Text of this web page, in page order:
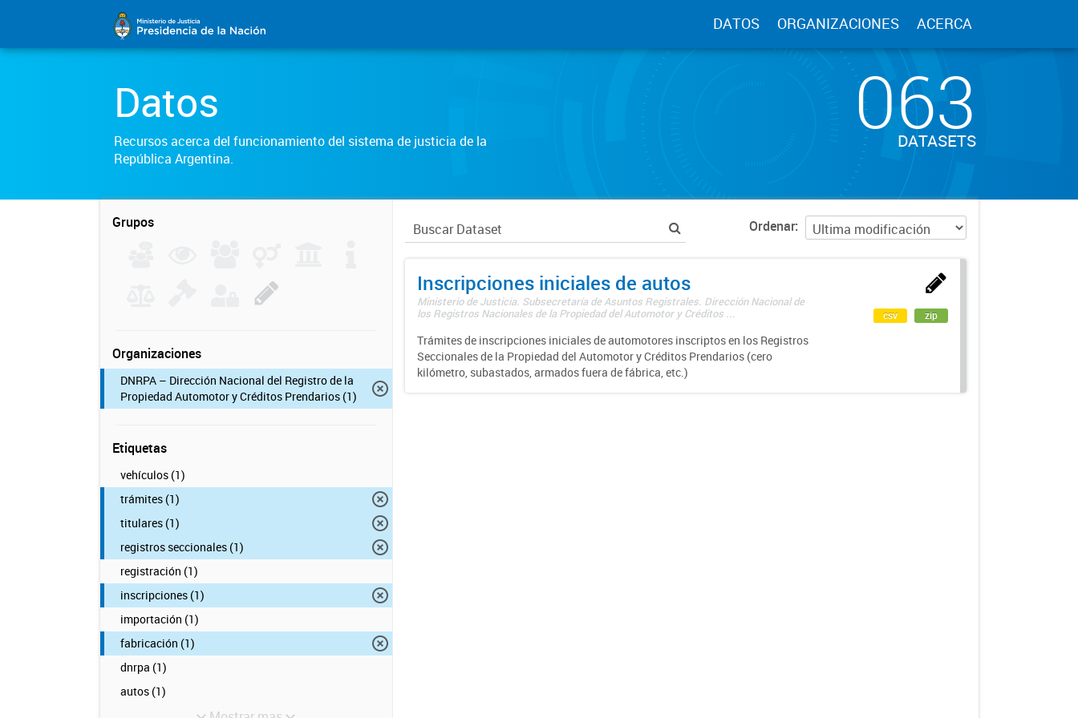
DATOS ORGANIZACIONES ACERCA
Datos
Recursos acerca del funcionamiento del sistema de justicia de la
República Argentina.
063
DATASETS
Grupos
Organizaciones
DNRPA – Dirección Nacional del Registro de la
Propiedad Automotor y Créditos Prendarios (1)
Etiquetas
vehículos (1)
trámites (1)
titulares (1)
registros seccionales (1)
registración (1)
inscripciones (1)
importación (1)
fabricación (1)
dnrpa (1)
autos (1)
Ordenar
Inscripciones iniciales de autos
Ministerio de Justicia. Subsecretaría de Asuntos Registrales. Dirección Nacional de
los Registros Nacionales de la Propiedad del Automotor y Créditos ...
Trámites de inscripciones iniciales de automotores inscriptos en los Registros
Seccionales de la Propiedad del Automotor y Créditos Prendarios (cero
kilómetro, subastados, armados fuera de fábrica, etc.)
csv zip